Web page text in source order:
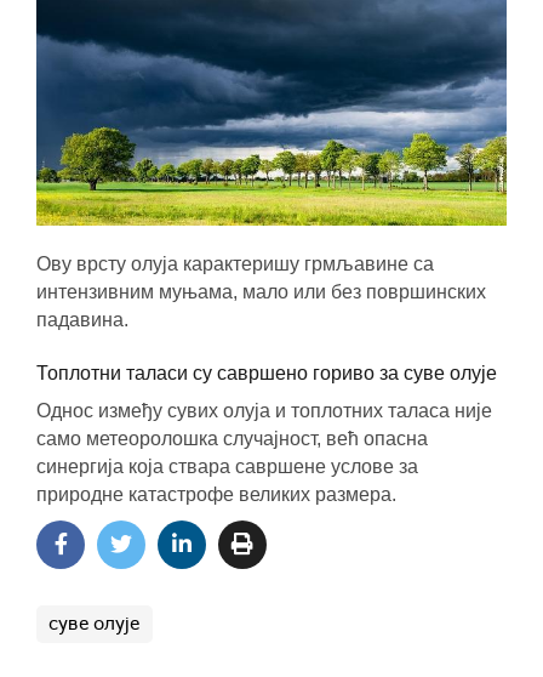
Ову врсту олуја карактеришу грмљавине са
интензивним муњама, мало или без површинских
падавина.
Топлотни таласи су савршено гориво за суве олује
Однос између сувих олуја и топлотних таласа није
само метеоролошка случајност, већ опасна
синергија која ствара савршене услове за
природне катастрофе великих размера.
суве олује